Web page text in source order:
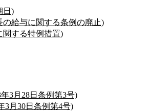
日)
の給与に関する条例の廃止)
関する特例措置)
3月28日条例第3号)
3月30日条例第4号)